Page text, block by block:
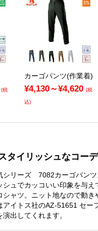
(税
カーゴパンツ(作業着)
¥4,130～¥4,620 (税
込)
タイリッシュなコーデ
シリーズ 7082カーゴパンツ
ュでカッコいい印象を与
ャツ。ニット地なので動き
アイトス社のAZ-51651 セー
出してくれます。